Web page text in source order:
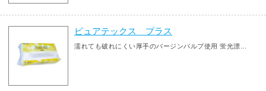
ピュアテックス プラス
濡れても破れにくい厚手のバージンパルプ使用 蛍光漂...